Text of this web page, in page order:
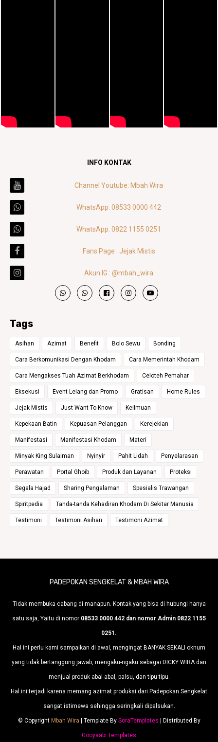
INFO KONTAK
Channel Youtube: Mbah Wira
WhatsApp: 08533 0000 442
WhatsApp: 0822 1155 0251
Fans Page : Jejak Mistis
Akun IG : @mbah_wira
Tags
Asihan Azimat Benefit Bolo Sewu Bonding
Cara Berkomunikasi Dengan Khodam Cara Memerintah Khodam
Cara Mengakses Tuah Azimat Berkhodam Celoteh Pemahar
Eksekusi Event Lelang dan Promo Gratisan Home Rules
Jejak Mistis Just Want To Know Keilmuan
Kepekaan Batin Kepuasan Pelanggan Kerejekian
Manifestasi Manifestasi Khodam Materi
Minyak King Sulaiman Nyinyir Pahit Lidah Penyelarasan
Perawatan Portal Ghoib Produk dan Layanan Proteksi
Segala Hajad Sharing Pengalaman Spesialis Trawangan
Spiritpedia Tanda-tanda Kehadiran Khodam Di Sekitar Manusia
Testimoni Testimoni Asihan Testimoni Azimat
PADEPOKAN SENGKELAT & MBAH WIRA
Tidak membuka cabang di manapun. Kontak yang bisa di hubungi hanya
satu saja, Yaitu di nomor 08533 0000 442 dan nomor Admin 0822 1155
0251.
Hal ini perlu kami sampaikan di awal, mengingat BANYAK SEKALI oknum
yang tidak bertanggung jawab, mengaku-ngaku sebagai DICKY WIRA dan
menjual produk abal-abal, palsu, dan tipu-tipu.
Hal ini terjadi karena memang azimat produksi dari Padepokan Sengkelat
sangat istimewa sehingga seringkali dipalsukan.
© Copyright Mbah Wira | Template By SoraTemplates | Distributed By
Gooyaabi Templates